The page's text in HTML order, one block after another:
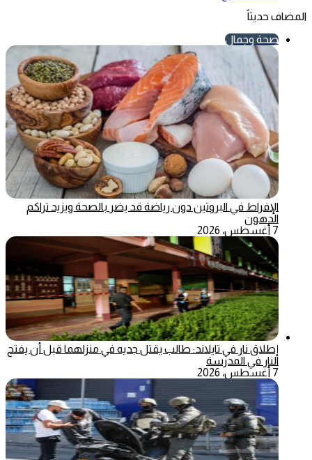
المضاف حديثاً
صحة وجمال
الإفراط في البروتين دون رياضة قد يضر بالصحة ويزيد تراكم
الدهون
7 أغسطس، 2026
إطلاق نار في تايلاند: طالب يقتل جديه في منزلهما قبل أن يفتح
النار في المدرسة
7 أغسطس، 2026